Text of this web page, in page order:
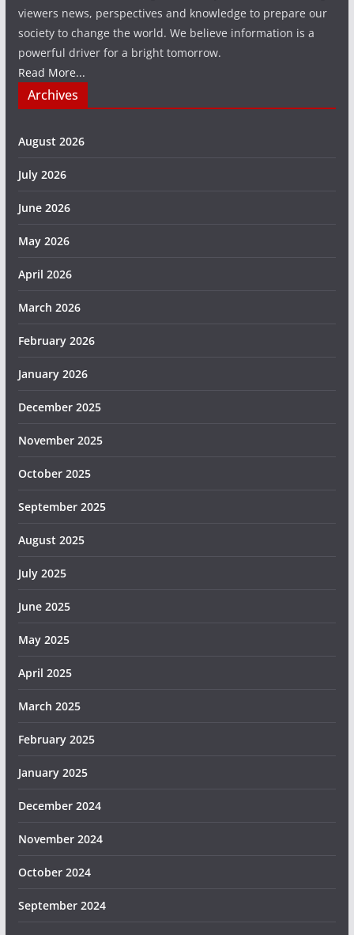
viewers news, perspectives and knowledge to prepare our
society to change the world. We believe information is a
powerful driver for a bright tomorrow.
Read More...
Archives
August 2026
July 2026
June 2026
May 2026
April 2026
March 2026
February 2026
January 2026
December 2025
November 2025
October 2025
September 2025
August 2025
July 2025
June 2025
May 2025
April 2025
March 2025
February 2025
January 2025
December 2024
November 2024
October 2024
September 2024